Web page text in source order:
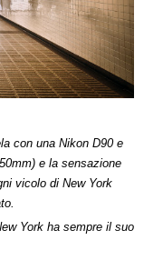
con una Nikon D90 e
e la sensazione
vicolo di New York
York ha sempre il suo